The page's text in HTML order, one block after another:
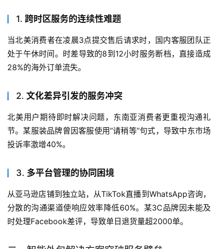
1. 跨时区服务的连续性难题
当北美消费者在凌晨3点提交售后请求时，国内客服团队正
处于午休时间。时差导致的8到12小时服务断档，直接造成
28%的海外订单流失。
2. 文化差异引发的服务冲突
北美用户期待即时解决问题，东南亚消费者更重视沟通礼
节。某服装品牌曾因客服使用”请稍等”句式，导致中东市场
投诉率激增40%。
3. 多平台管理的协同困境
从亚马逊店铺到独立站，从TikTok直播到WhatsApp咨询，
分散的沟通渠道使响应效率降低60%。某3C品牌因未能及
时处理Facebook差评，导致单日退货量超2000单。